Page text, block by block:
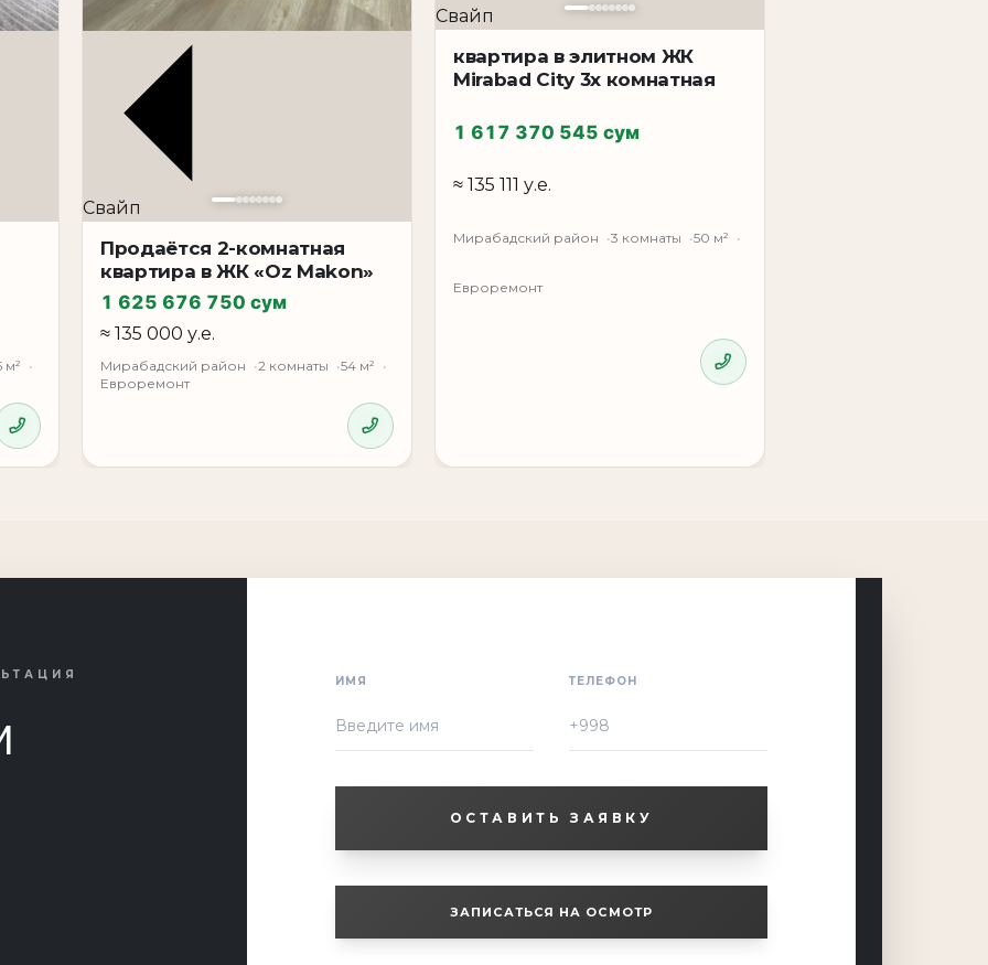
м²
Свайп
Продаётся 2-комнатная
квартира в ЖК «Oz Makon»
1 625 676 750 сум
≈ 135 000 у.е.
Мирабадский район 2 комнаты
54 м²
Евроремонт
Свайп
квартира в элитном ЖК
Mirabad City 3х комнатная
1 617 370 545 сум
≈ 135 111 у.е.
Мирабадский район 3 комнаты 50 м²
Евроремонт
ИМЯ ТЕЛЕФОН
ОСТАВИТЬ ЗАЯВКУ
ЗАПИСАТЬСЯ НА ОСМОТР